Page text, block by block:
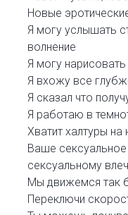
Новые
Я могу услышать
волнение
Я могу
Я вхожу все
Я сказал что
Я работаю в
Хватит халтуры
Ваше
сексуальному
Мы движемся так
Переключи